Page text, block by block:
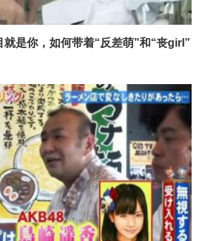
就是你，如何带着“反差萌”和“丧girl”